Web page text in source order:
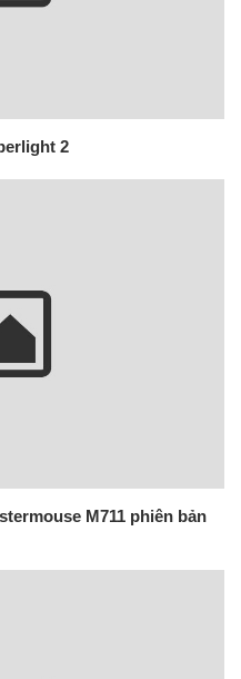
2
M711 phiên bản